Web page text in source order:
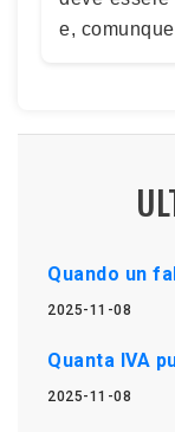
e,
Quando un
2025-11-08
Quanta IVA
2025-11-08